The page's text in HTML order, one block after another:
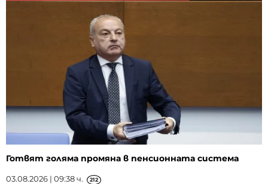
Готвят голяма промяна в пенсионната система
03.08.2026 | 09:38 ч. 212